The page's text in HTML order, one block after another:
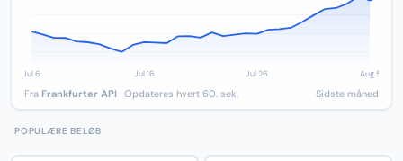
Fra Frankfurter API · Opdateres hvert 60. sek. Sidste måned
POPULÆRE BELØB